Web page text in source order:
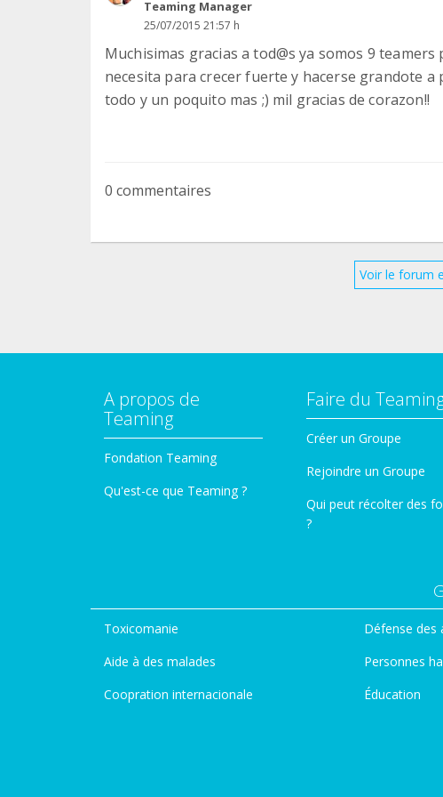
Teaming Manager
25/07/2015 21:57 h
Muchisimas gracias a tod@s ya somos 9
necesita para crecer fuerte y hacerse grandote a
todo y un poquito mas ;) mil gracias de corazon!!
0 commentaires
Voir le forum
A propos de
Teaming
Fondation Teaming
Qu'est-ce que Teaming ?
Faire du
Créer un Groupe
Rejoindre un Groupe
Qui peut récolter des
?
Toxicomanie
Aide à des malades
Coopration internacionale
Défense des
Personnes
Éducation